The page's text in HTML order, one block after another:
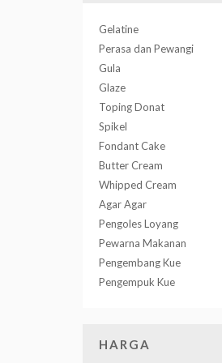
Gelatine
Perasa dan Pewangi
Gula
Glaze
Toping Donat
Spikel
Fondant Cake
Butter Cream
Whipped Cream
Agar Agar
Pengoles Loyang
Pewarna Makanan
Pengembang Kue
Pengempuk Kue
HARGA